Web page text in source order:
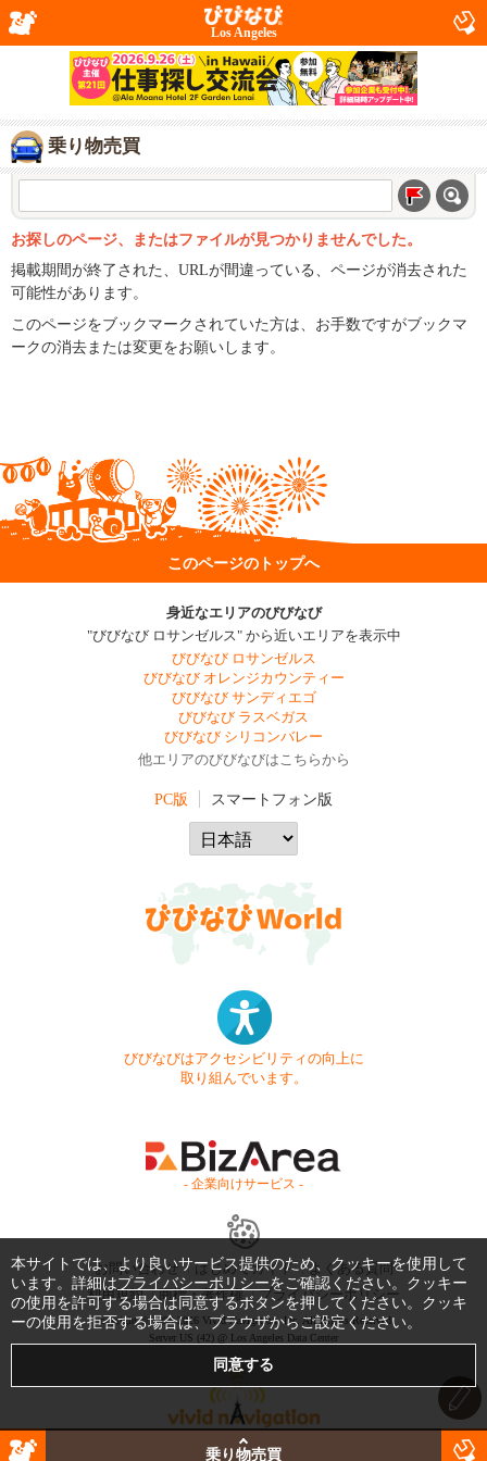
Los Angeles
乗り物売買
お探しのページ、またはファイルが見つかりませんでした。
掲載期間が終了された、URLが間違っている、ページが消去された
可能性があります。
このページをブックマークされていた方は、お手数ですがブックマ
ークの消去または変更をお願いします。
このページのトップへ
身近なエリアのびびなび
"びびなび ロサンゼルス" から近いエリアを表示中
びびなび ロサンゼルス
びびなび オレンジカウンティー
びびなび サンディエゴ
びびなび ラスベガス
びびなび シリコンバレー
他エリアのびびなびはこちらから
PC版 スマートフォン版
びびなびはアクセシビリティの向上に
取り組んでいます。
- 企業向けサービス -
お問い合わせ はじめてガイド
よくある質問
利用規約
商標・著作権 プライバシーポリシー
Copyright © 1999-2026 Vivid Navigation, Inc. All Rights Reserved.
Server US (42) @ Los Angeles Data Center
乗り物売買
本サイトでは、より良いサービス提供のため、クッキーを使用して
います。詳細はプライバシーポリシーをご確認ください。クッキー
の使用を許可する場合は同意するボタンを押してください。クッキ
ーの使用を拒否する場合は、ブラウザからご設定ください。